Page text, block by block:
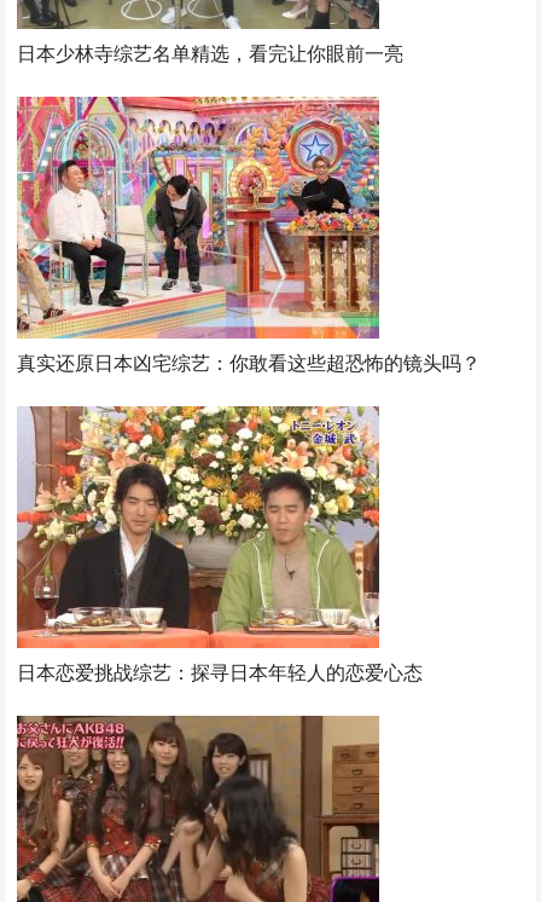
日本少林寺综艺名单精选，看完让你眼前一亮
真实还原日本凶宅综艺：你敢看这些超恐怖的镜头吗？
日本恋爱挑战综艺：探寻日本年轻人的恋爱心态